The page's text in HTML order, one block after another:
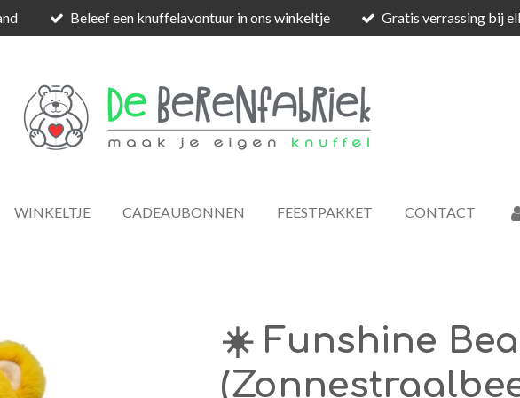
Beleef een knuffelavontuur in ons winkeltje Gratis verrassing bij
WINKELTJE CADEAUBONNEN FEESTPAKKET CONTACT
☀️ Funshine